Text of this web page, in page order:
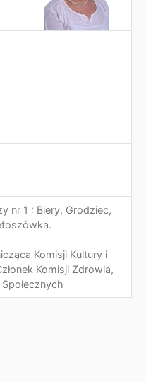
nr 1 : Biery, Grodziec,
Komisji Kultury i
Komisji Zdrowia,